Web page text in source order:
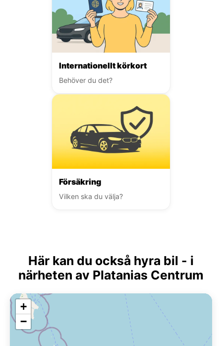
Internationellt körkort
Behöver du det?
Försäkring
Vilken ska du välja?
Här kan du också hyra bil - i
närheten av Platanias Centrum
+
−